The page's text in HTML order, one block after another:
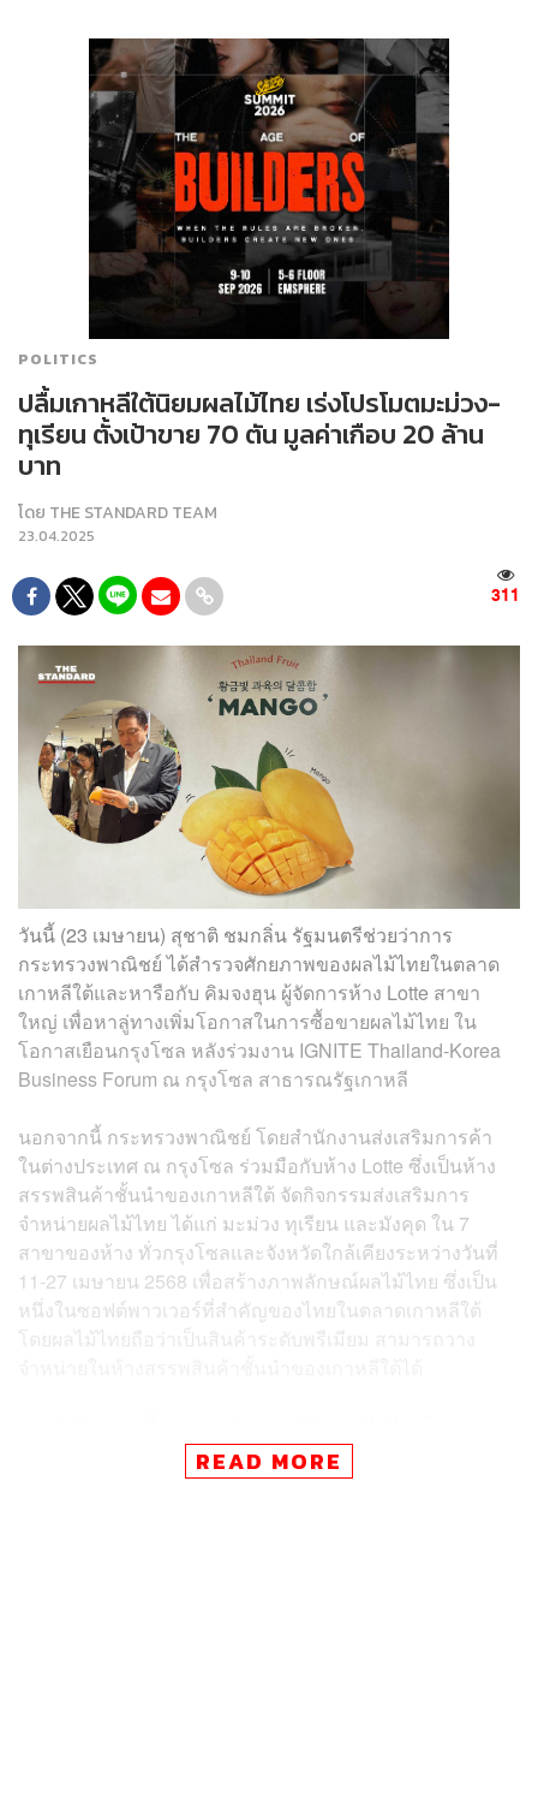
POLITICS
ปลื้มเกาหลีใต้นิยมผลไม้ไทย เร่งโปรโมตมะม่วง-
ทุเรียน ตั้งเป้าขาย 70 ตัน มูลค่าเกือบ 20 ล้าน
บาท
โดย THE STANDARD TEAM
23.04.2025
311
วันนี้ (23 เมษายน) สุชาติ ชมกลิ่น รัฐมนตรีช่วยว่าการ
กระทรวงพาณิชย์ ได้สำรวจศักยภาพของผลไม้ไทยในตลาด
เกาหลีใต้และหารือกับ คิมจงฮุน ผู้จัดการห้าง Lotte สาขา
ใหญ่ เพื่อหาลู่ทางเพิ่มโอกาสในการซื้อขายผลไม้ไทย ใน
โอกาสเยือนกรุงโซล หลังร่วมงาน IGNITE Thailand-Korea
Business Forum ณ กรุงโซล สาธารณรัฐเกาหลี
นอกจากนี้ กระทรวงพาณิชย์ โดยสำนักงานส่งเสริมการค้า
ในต่างประเทศ ณ กรุงโซล ร่วมมือกับห้าง Lotte ซึ่งเป็นห้าง
สรรพสินค้าชั้นนำของเกาหลีใต้ จัดกิจกรรมส่งเสริมการ
จำหน่ายผลไม้ไทย ได้แก่ มะม่วง ทุเรียน และมังคุด ใน 7
สาขาของห้าง ทั่วกรุงโซลและจังหวัดใกล้เคียงระหว่างวันที่
11-27 เมษายน 2568 เพื่อสร้างภาพลักษณ์ผลไม้ไทย ซึ่งเป็น
หนึ่งในซอฟต์พาวเวอร์ที่สำคัญของไทยในตลาดเกาหลีใต้
โดยผลไม้ไทยถือว่าเป็นสินค้าระดับพรีเมียม สามารถวาง
เกาหลีใต้เพิ่มขึ้น ช่วยสร้างรายได้ให้เกษตรกรไทยต่อไป ทั้งนี้
ได้ตั้งเป้าหมายการจำหน่ายผลไม้ไทยระหว่างงานทั้งสิ้น 70
READ MORE